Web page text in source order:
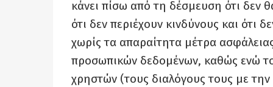
κάνει πίσω από τη δέσμευση ότι δεν
ότι δεν περιέχουν κινδύνους και ότι
χωρίς τα απαραίτητα μέτρα
προσωπικών δεδομένων, καθώς ενώ
χρηστών (τους διαλόγους τους με